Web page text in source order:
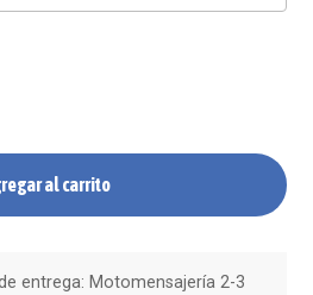
al carrito
entrega: Motomensajería 2-3